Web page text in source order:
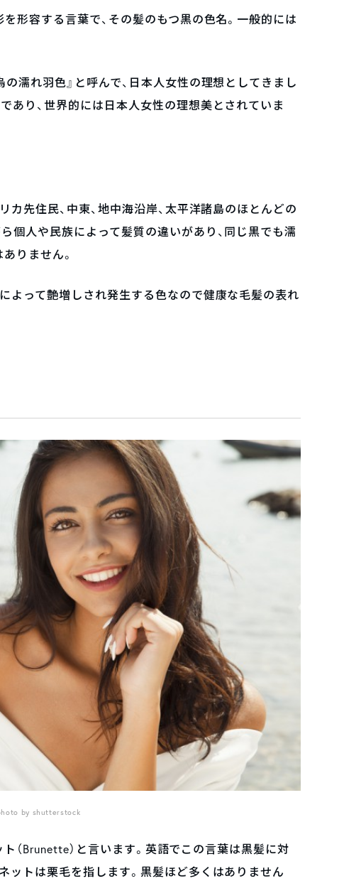
形容する言葉で、その髪のもつ黒の色名。一般的には
濡れ羽色』と呼んで、日本人女性の理想としてきまし
あり、世界的には日本人女性の理想美とされていま
カ先住民、中東、地中海沿岸、太平洋諸島のほとんどの
個人や民族によって髪質の違いがあり、同じ黒でも濡
りません。
よって艶増しされ発生する色なので健康な毛髪の表れ
by shutterstock
（Brunette）と言います。英語でこの言葉は黒髪に対
ットは栗毛を指します。黒髪ほど多くはありません